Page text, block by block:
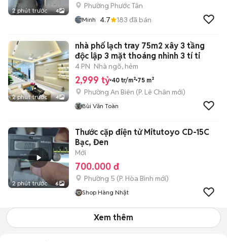
2 phút trước 4
Phường Phước Tân
Minh 4.7 183 đã bán
2 phút trước 4
nhà phố lạch tray 75m2 xây 3 tầng
độc lập 3 mặt thoáng nhỉnh 3 tí ti
4 PN Nhà ngõ, hẻm
2,999 tỷ 40 tr/m² 75 m²
Phường An Biên (P. Lê Chân mới)
Bùi Văn Toàn
2 phút trước 6
Thước cặp điện tử Mitutoyo CD-15C
Bạc, Đen
Mới
700.000 đ
Phường 5 (P. Hòa Bình mới)
Shop Hàng Nhật
Xem thêm